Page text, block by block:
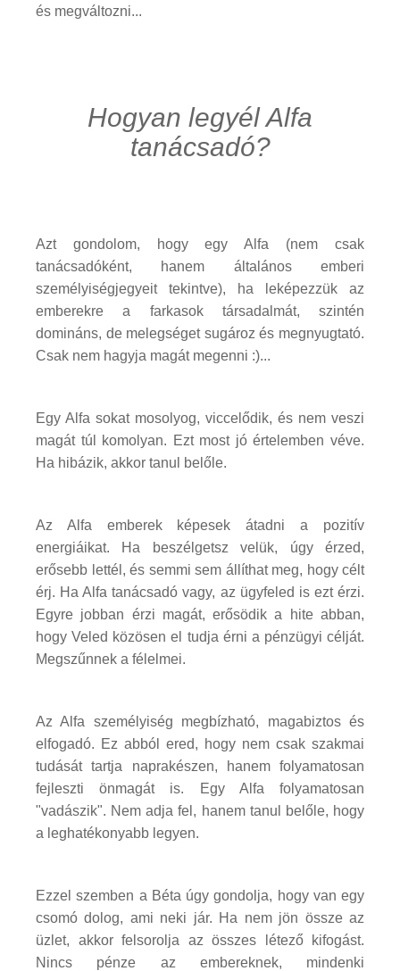
és megváltozni...
Hogyan legyél Alfa
tanácsadó?
Azt gondolom, hogy egy Alfa (nem csak
tanácsadóként, hanem általános emberi
személyiségjegyeit tekintve), ha leképezzük az
emberekre a farkasok társadalmát, szintén
domináns, de melegséget sugároz és megnyugtató.
Csak nem hagyja magát megenni :)...
Egy Alfa sokat mosolyog, viccelődik, és nem veszi
magát túl komolyan. Ezt most jó értelemben véve.
Ha hibázik, akkor tanul belőle.
Az Alfa emberek képesek átadni a pozitív
energiáikat. Ha beszélgetsz velük, úgy érzed,
erősebb lettél, és semmi sem állíthat meg, hogy célt
érj. Ha Alfa tanácsadó vagy, az ügyfeled is ezt érzi.
Egyre jobban érzi magát, erősödik a hite abban,
hogy Veled közösen el tudja érni a pénzügyi célját.
Megszűnnek a félelmei.
Az Alfa személyiség megbízható, magabiztos és
elfogadó. Ez abból ered, hogy nem csak szakmai
tudását tartja naprakészen, hanem folyamatosan
fejleszti önmagát is. Egy Alfa folyamatosan
"vadászik". Nem adja fel, hanem tanul belőle, hogy
a leghatékonyabb legyen.
Ezzel szemben a Béta úgy gondolja, hogy van egy
csomó dolog, ami neki jár. Ha nem jön össze az
üzlet, akkor felsorolja az összes létező kifogást.
Nincs pénze az embereknek, mindenki